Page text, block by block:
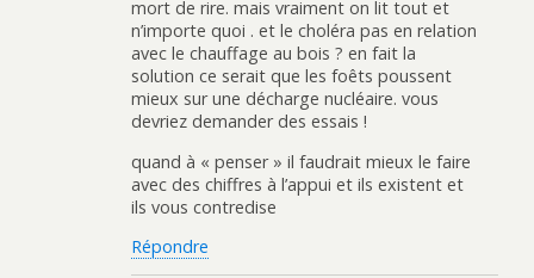
mort de rire. mais vraiment on lit tout et
n’importe quoi . et le choléra pas en relation
avec le chauffage au bois ? en fait la
solution ce serait que les foêts poussent
mieux sur une décharge nucléaire. vous
devriez demander des essais !
quand à « penser » il faudrait mieux le faire
avec des chiffres à l’appui et ils existent et
ils vous contredise
Répondre